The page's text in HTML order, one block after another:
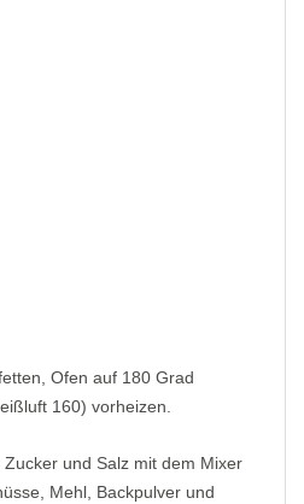
Ofen auf 180 Grad
160) vorheizen.
Zucker und Salz mit dem Mixer
Mehl, Backpulver und